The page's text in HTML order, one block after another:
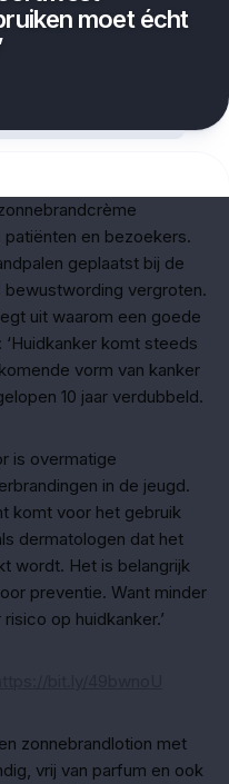
moet écht
en bezoekers.
geplaatst bij de
bewustwording vergroten.
uit waarom een goede
komt steeds
vorm van kanker
10 jaar verdubbeld.
is overmatige
in de jeugd.
komt voor het gebruik
dermatologen dat het
wordt. Het is belangrijk
preventie. Want minder
op huidkanker.’
zonnebrandlotion met
vrij van parfum en ook